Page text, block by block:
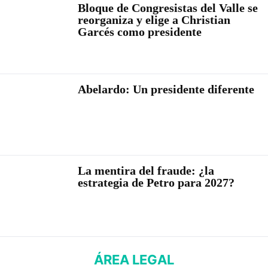
Bloque de Congresistas del Valle se
reorganiza y elige a Christian
Garcés como presidente
Abelardo: Un presidente diferente
La mentira del fraude: ¿la
estrategia de Petro para 2027?
ÁREA LEGAL